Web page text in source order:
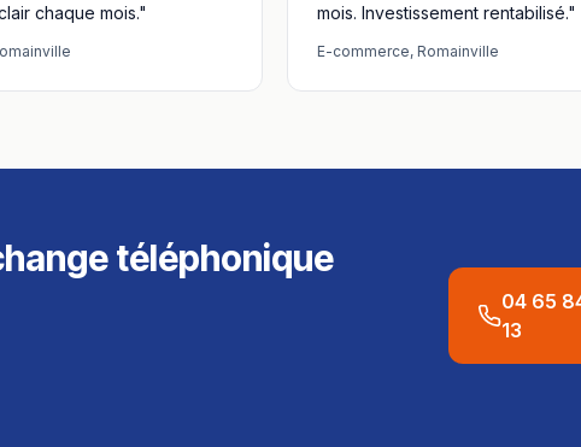
chaque mois."
mois. Investissement rentabilisé."
E-commerce, Romainville
téléphonique
04 65
13